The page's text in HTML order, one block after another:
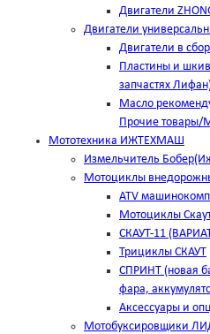
Двигатели
Двигатели
Двигатели в
Пластины и
запчастях
Масло
Прочие товары/
Мототехника ИЖТЕХМАШ
Измельчитель
Мотоциклы
ATV
Мотоциклы
СКАУТ-11
Трициклы СКАУТ
СПРИНТ (новая
фара,
Аксессуары и
Мотобуксировщики